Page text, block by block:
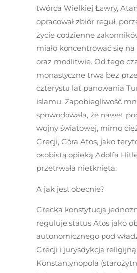
twórca Wielkiej Ławry,
opracował zbiór reguł,
życie codzienne
miało koncentrować się na
oraz modlitwie. Od tego
monastyczne trwa bez
czterystu lat panowania
islamu. Zapobiegliwość
spowodowała, że nawet
wojny światowej, mimo
Grecji, Góra Atos, jako
osobistą opieką Adolfa
przetrwała nietknięta.
A jak jest obecnie?
Grecka konstytucja
reguluje status Atos jako
autonomicznego pod
Grecji i jurysdykcją
Konstantynopola